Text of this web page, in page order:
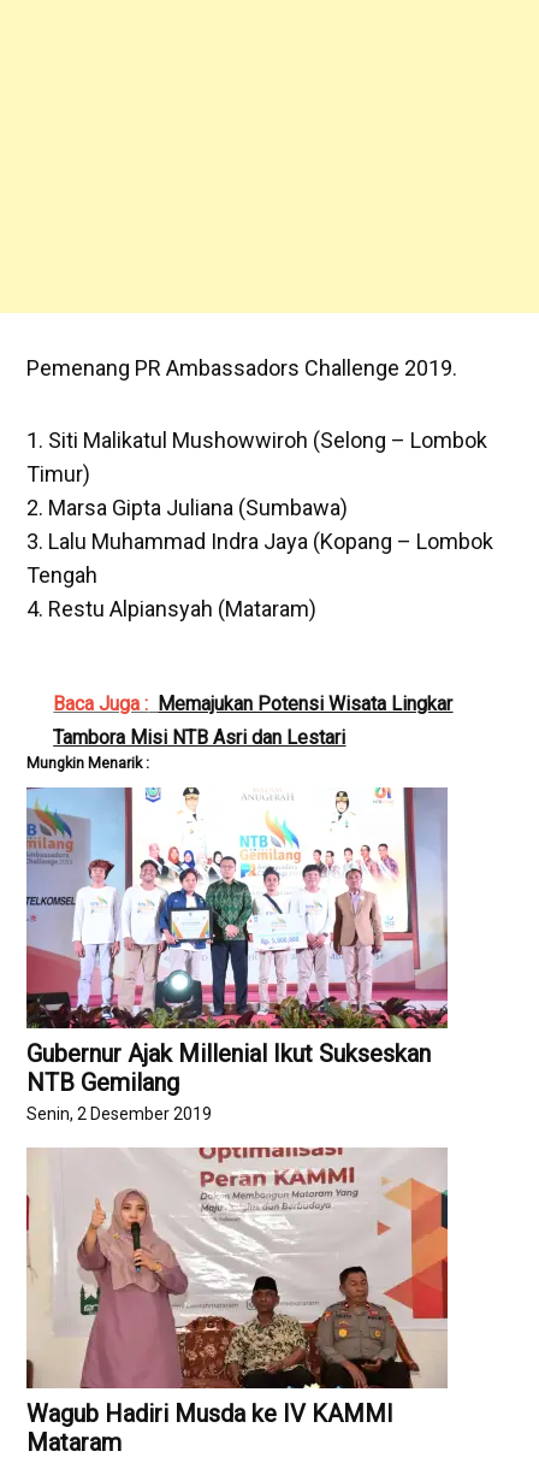
Pemenang PR Ambassadors Challenge 2019.
1. Siti Malikatul Mushowwiroh (Selong – Lombok
Timur)
2. Marsa Gipta Juliana (Sumbawa)
3. Lalu Muhammad Indra Jaya (Kopang – Lombok
Tengah
4. Restu Alpiansyah (Mataram)
Baca Juga : Memajukan Potensi Wisata Lingkar
Tambora Misi NTB Asri dan Lestari
Mungkin Menarik :
Gubernur Ajak Millenial Ikut Sukseskan
NTB Gemilang
Senin, 2 Desember 2019
Wagub Hadiri Musda ke IV KAMMI
Mataram